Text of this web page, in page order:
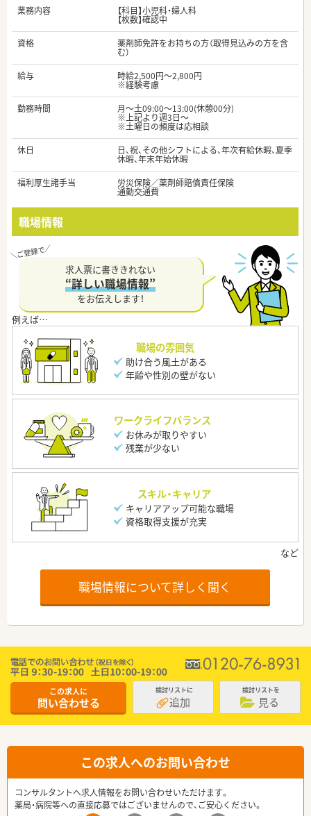
業務内容
【科目】小児科・婦人科
【枚数】確認中
資格
薬剤師免許をお持ちの方（取得見込みの方を含
む）
給与
時給2,500円～2,800円
※経験考慮
勤務時間
月～土09:00～13:00(休憩00分)
※上記より週3日～
※土曜日の頻度は応相談
休日
日、祝、その他シフトによる、年次有給休暇、夏季
休暇、年末年始休暇
福利厚生諸手当
労災保険／薬剤師賠償責任保険
通勤交通費
職場情報
求人票に書ききれない
“詳しい職場情報”
をお伝えします！
職場の雰囲気
助け合う風土がある
年齢や性別の壁がない
ワークライフバランス
お休みが取りやすい
残業が少ない
スキル・キャリア
キャリアアップ可能な職場
資格取得支援が充実
職場情報について詳しく聞く
この求人に
問い合わせる
検討リストに
追加
検討リストを
見る
この求人へのお問い合わせ
コンサルタントへ求人情報をお問い合わせいただけます。
薬局・病院等への直接応募ではございませんので、ご安心ください。